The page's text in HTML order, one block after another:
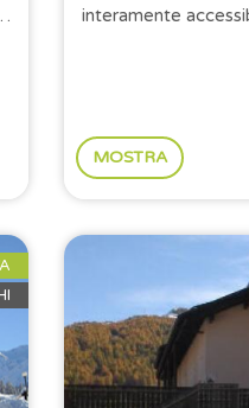
interamente
MOSTRA